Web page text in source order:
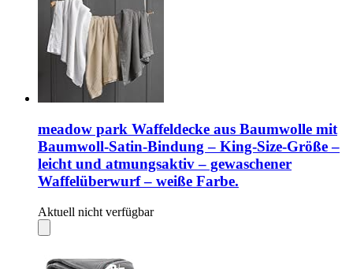
meadow park Waffeldecke aus Baumwolle mit
Baumwoll-Satin-Bindung – King-Size-Größe –
leicht und atmungsaktiv – gewaschener
Waffelüberwurf – weiße Farbe.
Aktuell nicht verfügbar